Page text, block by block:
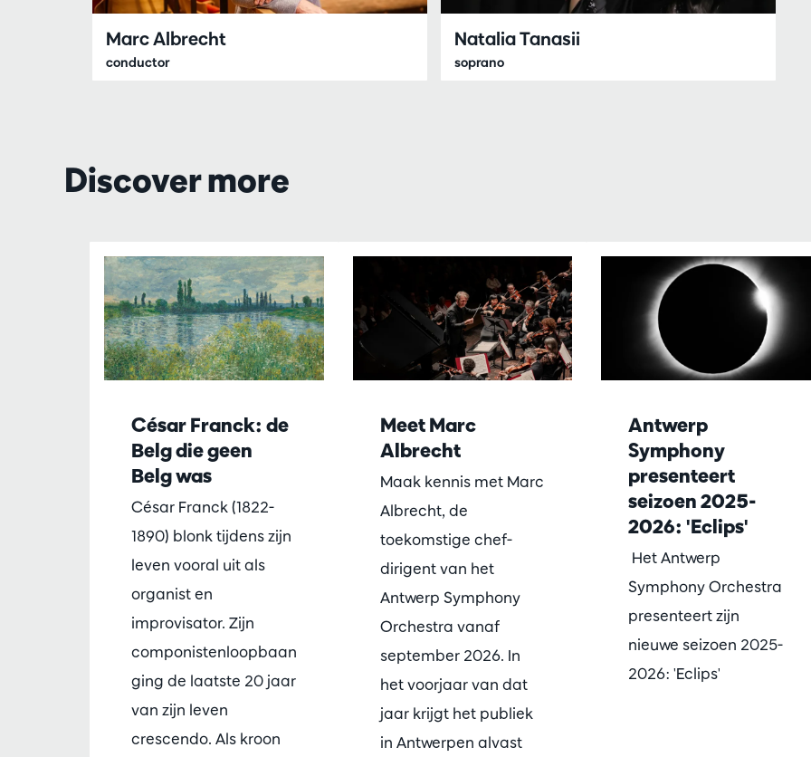
Marc Albrecht
conductor
Natalia Tanasii
soprano
Discover more
César Franck: de
Belg die geen
Belg was
César Franck (1822-
1890) blonk tijdens zijn
leven vooral uit als
organist en
improvisator. Zijn
componistenloopbaan
ging de laatste 20 jaar
van zijn leven
crescendo. Als kroon
Meet Marc
Albrecht
Maak kennis met Marc
Albrecht, de
toekomstige chef-
dirigent van het
Antwerp Symphony
Orchestra vanaf
september 2026. In
het voorjaar van dat
jaar krijgt het publiek
in Antwerpen alvast
Antwerp
Symphony
presenteert
seizoen 2025-
2026: 'Eclips'
Het Antwerp
Symphony Orchestra
presenteert zijn
nieuwe seizoen 2025-
2026: 'Eclips'